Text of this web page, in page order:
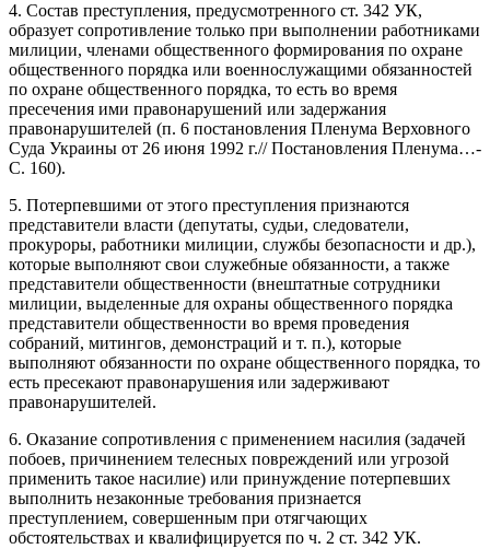
4. Состав преступления, предусмотренного ст. 342 УК,
образует сопротивление только при выполнении работниками
милиции, членами общественного формирования по охране
общественного порядка или военнослужащими обязанностей
по охране общественного порядка, то есть во время
пресечения ими правонарушений или задержания
правонарушителей (п. 6 постановления Пленума Верховного
Суда Украины от 26 июня 1992 г.// Постановления Пленума…-
С. 160).
5. Потерпевшими от этого преступления признаются
представители власти (депутаты, судьи, следователи,
прокуроры, работники милиции, службы безопасности и др.),
которые выполняют свои служебные обязанности, а также
представители общественности (внештатные сотрудники
милиции, выделенные для охраны общественного порядка
представители общественности во время проведения
собраний, митингов, демонстраций и т. п.), которые
выполняют обязанности по охране общественного порядка, то
есть пресекают правонарушения или задерживают
правонарушителей.
6. Оказание сопротивления с применением насилия (задачей
побоев, причинением телесных повреждений или угрозой
применить такое насилие) или принуждение потерпевших
выполнить незаконные требования признается
преступлением, совершенным при отягчающих
обстоятельствах и квалифицируется по ч. 2 ст. 342 УК.